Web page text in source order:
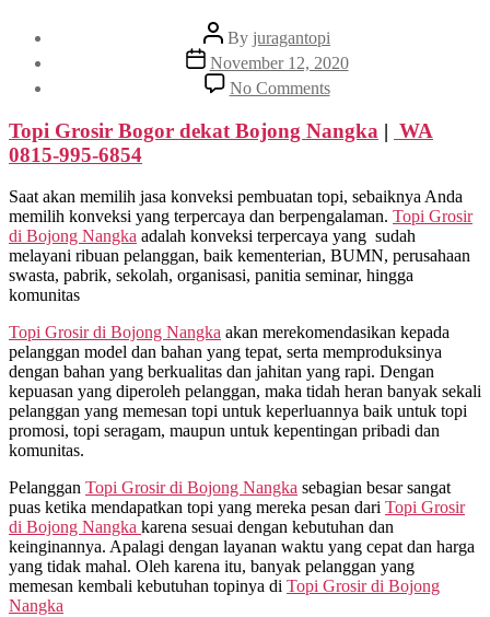
Post
author
By juragantopi
Post
date
November 12, 2020
No Commentson
Topi
Grosir
Bogor
Nangka
WA
0815
995
6854
Topi Grosir Bogor dekat Bojong Nangka | WA
0815-995-6854
Saat akan memilih jasa konveksi pembuatan topi, sebaiknya Anda
memilih konveksi yang terpercaya dan berpengalaman. Topi Grosir
di Bojong Nangka adalah konveksi terpercaya yang sudah
melayani ribuan pelanggan, baik kementerian, BUMN, perusahaan
swasta, pabrik, sekolah, organisasi, panitia seminar, hingga
komunitas
Topi Grosir di Bojong Nangka akan merekomendasikan kepada
pelanggan model dan bahan yang tepat, serta memproduksinya
dengan bahan yang berkualitas dan jahitan yang rapi. Dengan
kepuasan yang diperoleh pelanggan, maka tidah heran banyak sekali
pelanggan yang memesan topi untuk keperluannya baik untuk topi
promosi, topi seragam, maupun untuk kepentingan pribadi dan
komunitas.
Pelanggan Topi Grosir di Bojong Nangka sebagian besar sangat
puas ketika mendapatkan topi yang mereka pesan dari Topi Grosir
di Bojong Nangka karena sesuai dengan kebutuhan dan
keinginannya. Apalagi dengan layanan waktu yang cepat dan harga
yang tidak mahal. Oleh karena itu, banyak pelanggan yang
memesan kembali kebutuhan topinya di Topi Grosir di Bojong
Nangka